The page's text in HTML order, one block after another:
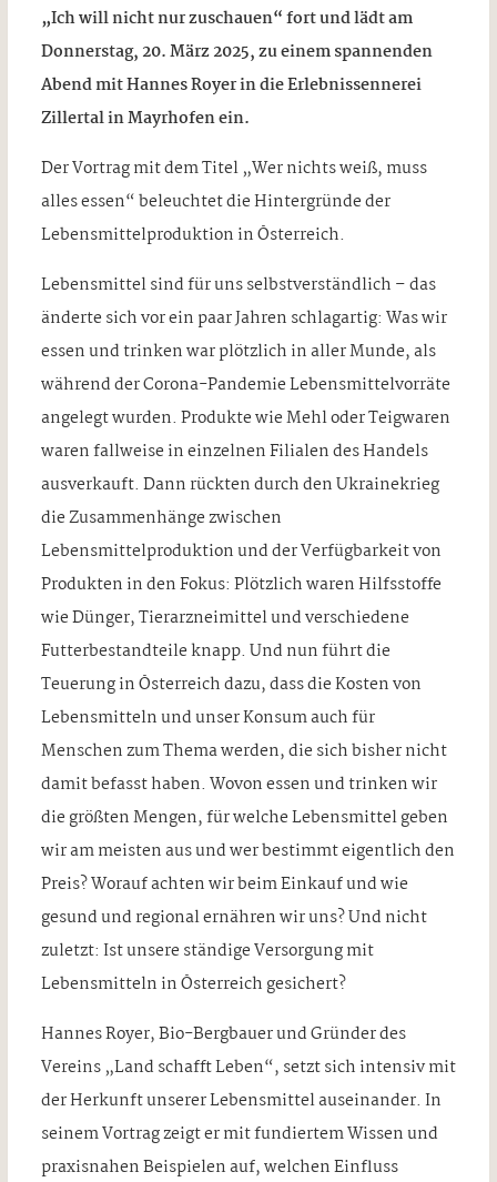
„Ich will nicht nur zuschauen“ fort und lädt am
Donnerstag, 20. März 2025, zu einem spannenden
Abend mit Hannes Royer in die Erlebnissennerei
Zillertal in Mayrhofen ein.
Der Vortrag mit dem Titel „Wer nichts weiß, muss
alles essen“ beleuchtet die Hintergründe der
Lebensmittelproduktion in Österreich.
Lebensmittel sind für uns selbstverständlich – das
änderte sich vor ein paar Jahren schlagartig: Was wir
essen und trinken war plötzlich in aller Munde, als
während der Corona-Pandemie Lebensmittelvorräte
angelegt wurden. Produkte wie Mehl oder Teigwaren
waren fallweise in einzelnen Filialen des Handels
ausverkauft. Dann rückten durch den Ukrainekrieg
die Zusammenhänge zwischen
Lebensmittelproduktion und der Verfügbarkeit von
Produkten in den Fokus: Plötzlich waren Hilfsstoffe
wie Dünger, Tierarzneimittel und verschiedene
Futterbestandteile knapp. Und nun führt die
Teuerung in Österreich dazu, dass die Kosten von
Lebensmitteln und unser Konsum auch für
Menschen zum Thema werden, die sich bisher nicht
damit befasst haben. Wovon essen und trinken wir
die größten Mengen, für welche Lebensmittel geben
wir am meisten aus und wer bestimmt eigentlich den
Preis? Worauf achten wir beim Einkauf und wie
gesund und regional ernähren wir uns? Und nicht
zuletzt: Ist unsere ständige Versorgung mit
Lebensmitteln in Österreich gesichert?
Hannes Royer, Bio-Bergbauer und Gründer des
Vereins „Land schafft Leben“, setzt sich intensiv mit
der Herkunft unserer Lebensmittel auseinander. In
seinem Vortrag zeigt er mit fundiertem Wissen und
praxisnahen Beispielen auf, welchen Einfluss